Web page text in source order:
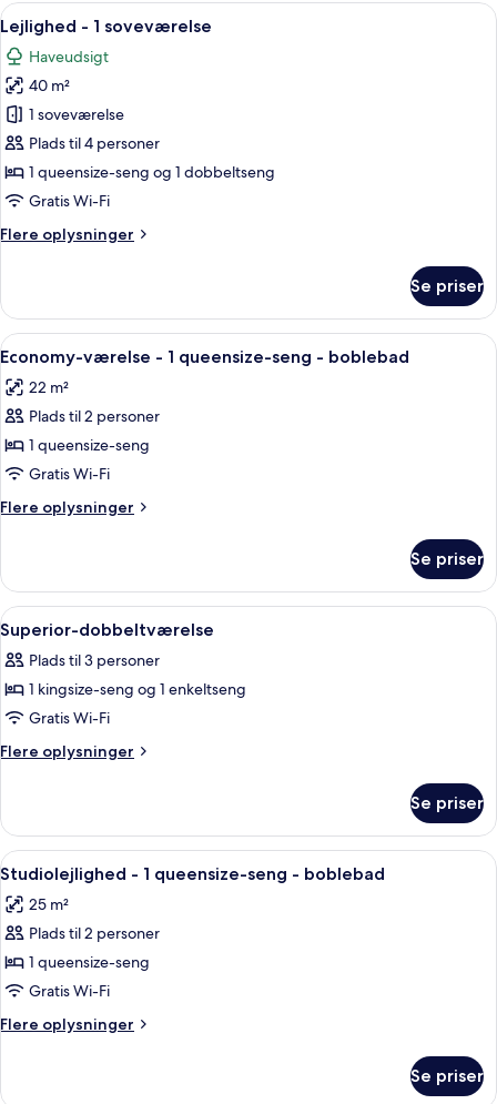
Indlæs
alle
billeder
af
Lejlighed
-
1
soveværelse
Et soveværelse med seng, natbord
8
Lejlighed - 1 soveværelse
Haveudsigt
40 m²
1 soveværelse
Plads til 4 personer
1 queensize-seng og 1 dobbeltseng
Gratis Wi-Fi
Flere oplysninger
Flere
-
soveværelse
Se priser
Indlæs
alle
billeder
af
Economy-
værelse
-
1
seng
boblebad
Et soveværelse med seng, skrivebord
4
Economy-værelse - 1 queensize-seng - boblebad
22 m²
Plads til 2 personer
1 queensize-seng
Gratis Wi-Fi
Flere oplysninger
Flere
værelse
1
queensize-
seng
-
Se priser
Indlæs
alle
billeder
af
Superior-
dobbeltværelse
Et soveværelse med seng,
5
Superior-dobbeltværelse
Plads til 3 personer
1 kingsize-seng og 1 enkeltseng
Gratis Wi-Fi
Flere oplysninger
Flere
dobbeltværelse
Se priser
Indlæs
alle
billeder
af
Studiolejlighed
-
1
queensize-
-
Et hotelværelse med en seng, et
6
Studiolejlighed - 1 queensize-seng - boblebad
25 m²
Plads til 2 personer
1 queensize-seng
Gratis Wi-Fi
Flere oplysninger
Flere
Se priser